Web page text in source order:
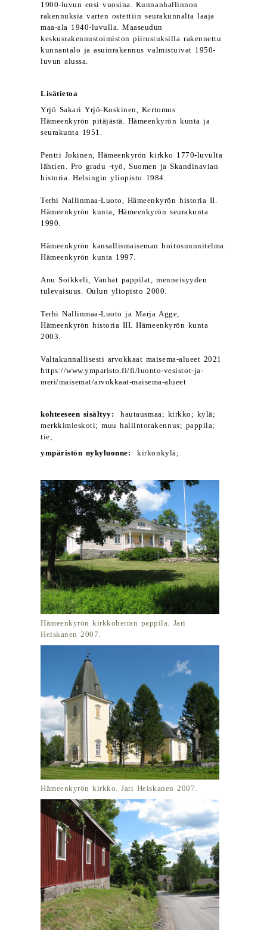
1900-luvun ensi vuosina. Kunnanhallinnon
rakennuksia varten ostettiin seurakunnalta laaja
maa-ala 1940-luvulla. Maaseudun
keskusrakennustoimiston piirustuksilla rakennettu
kunnantalo ja asuinrakennus valmistuivat 1950-
luvun alussa.
Lisätietoa
Yrjö Sakari Yrjö-Koskinen, Kertomus
Hämeenkyrön pitäjästä. Hämeenkyrön kunta ja
seurakunta 1951.
Pentti Jokinen, Hämeenkyrön kirkko 1770-luvulta
lähtien. Pro gradu -työ, Suomen ja Skandinavian
historia. Helsingin yliopisto 1984.
Terhi Nallinmaa-Luoto, Hämeenkyrön historia II.
Hämeenkyrön kunta, Hämeenkyrön seurakunta
1990.
Hämeenkyrön kansallismaiseman hoitosuunnitelma.
Hämeenkyrön kunta 1997.
Anu Soikkeli, Vanhat pappilat, menneisyyden
tulevaisuus. Oulun yliopisto 2000.
Terhi Nallinmaa-Luoto ja Marja Agge,
Hämeenkyrön historia III. Hämeenkyrön kunta
2003.
Valtakunnallisesti arvokkaat maisema-alueet 2021
https://www.ymparisto.fi/fi/luonto-vesistot-ja-
meri/maisemat/arvokkaat-maisema-alueet
kohteeseen sisältyy: hautausmaa; kirkko; kylä;
merkkimieskoti; muu hallintorakennus; pappila;
tie;
ympäristön nykyluonne: kirkonkylä;
Hämeenkyrön kirkkoherran pappila. Jari
Heiskanen 2007.
Hämeenkyrön kirkko. Jari Heiskanen 2007.